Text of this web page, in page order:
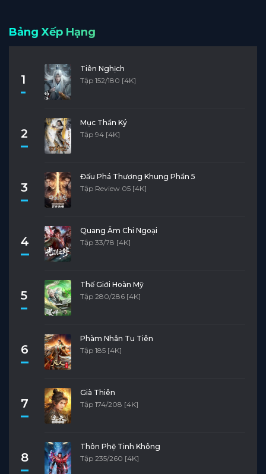
Bảng Xếp Hạng
1
Tiên Nghịch
Tập 152/180 [4K]
2
Mục Thần Ký
Tập 94 [4K]
3
Đấu Phá Thương Khung Phần 5
Tập Review 05 [4K]
4
Quang Âm Chi Ngoại
Tập 33/78 [4K]
5
Thế Giới Hoàn Mỹ
Tập 280/286 [4K]
6
Phàm Nhân Tu Tiên
Tập 185 [4K]
7
Già Thiên
Tập 174/208 [4K]
8
Thôn Phệ Tinh Không
Tập 235/260 [4K]